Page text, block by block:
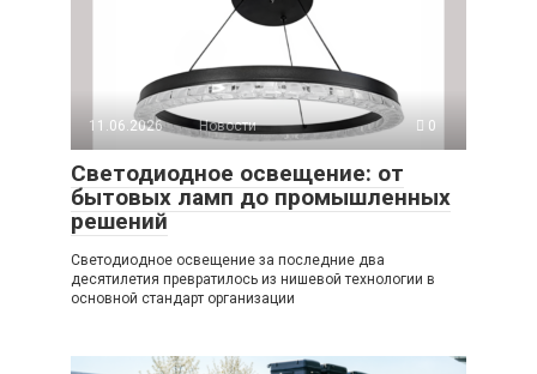
11.06.2026 Новости 0
Светодиодное освещение: от
бытовых ламп до промышленных
решений
Светодиодное освещение за последние два
десятилетия превратилось из нишевой технологии в
основной стандарт организации